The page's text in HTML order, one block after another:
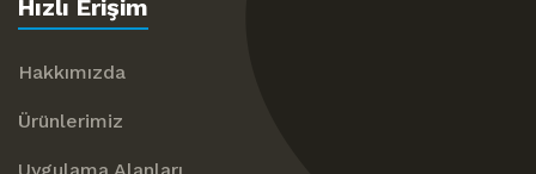
Hızlı Erişim
Hakkımızda
Ürünlerimiz